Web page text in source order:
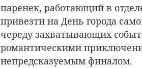
паренек, работающий в
привезти на День города
череду захватывающих
романтическими
непредсказуемым финалом.